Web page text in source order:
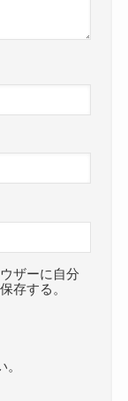
ザーに自分
存する。